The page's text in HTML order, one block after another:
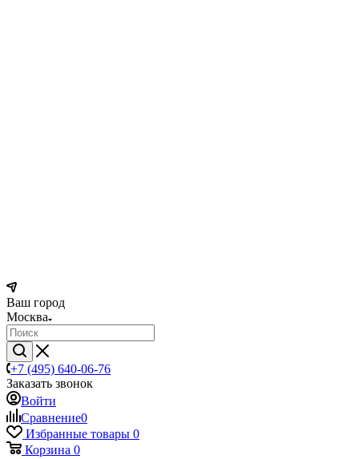
Ваш город
Москва
+7 (495) 640-06-76
Заказать звонок
Войти
Сравнение0
Избранные товары 0
Корзина 0